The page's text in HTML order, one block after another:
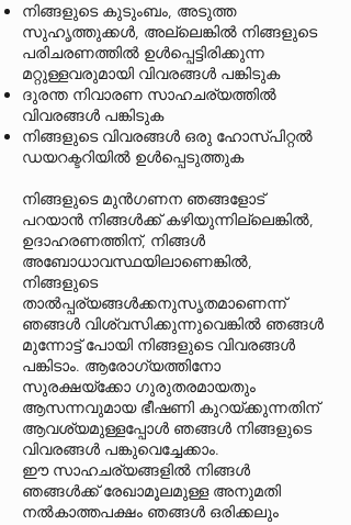
നിങ്ങളുടെ കുടുംബം, അടുത്ത
സുഹൃത്തുക്കൾ, അല്ലെങ്കിൽ നിങ്ങളുടെ
പരിചരണത്തിൽ ഉൾപ്പെട്ടിരിക്കുന്ന
മറ്റുള്ളവരുമായി വിവരങ്ങൾ പങ്കിടുക
ദുരന്ത നിവാരണ സാഹചര്യത്തിൽ
വിവരങ്ങൾ പങ്കിടുക
നിങ്ങളുടെ വിവരങ്ങൾ ഒരു ഹോസ്പിറ്റൽ
ഡയറക്ടറിയിൽ ഉൾപ്പെടുത്തുക
നിങ്ങളുടെ മുൻഗണന ഞങ്ങളോട്
പറയാൻ നിങ്ങൾക്ക് കഴിയുന്നില്ലെങ്കിൽ,
ഉദാഹരണത്തിന്, നിങ്ങൾ
അബോധാവസ്ഥയിലാണെങ്കിൽ,
നിങ്ങളുടെ
താൽപ്പര്യങ്ങൾക്കനുസൃതമാണെന്ന്
ഞങ്ങൾ വിശ്വസിക്കുന്നുവെങ്കിൽ ഞങ്ങൾ
മുന്നോട്ട് പോയി നിങ്ങളുടെ വിവരങ്ങൾ
പങ്കിടാം. ആരോഗ്യത്തിനോ
സുരക്ഷയ്‌ക്കോ ഗുരുതരമായതും
ആസന്നവുമായ ഭീഷണി കുറയ്ക്കുന്നതിന്
ആവശ്യമുള്ളപ്പോൾ ഞങ്ങൾ നിങ്ങളുടെ
വിവരങ്ങൾ പങ്കുവെച്ചേക്കാം.
ഈ സാഹചര്യങ്ങളിൽ നിങ്ങൾ
ഞങ്ങൾക്ക് രേഖാമൂലമുള്ള അനുമതി
നൽകാത്തപക്ഷം ഞങ്ങൾ ഒരിക്കലും